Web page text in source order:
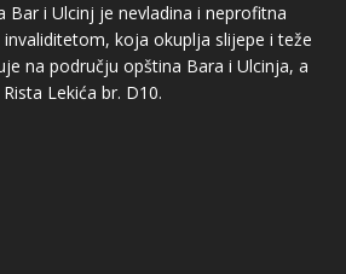
Bar i Ulcinj je nevladina i neprofitna
koja okuplja slijepe i teže
na području opština Bara i Ulcinja, a
Lekića br. D10.